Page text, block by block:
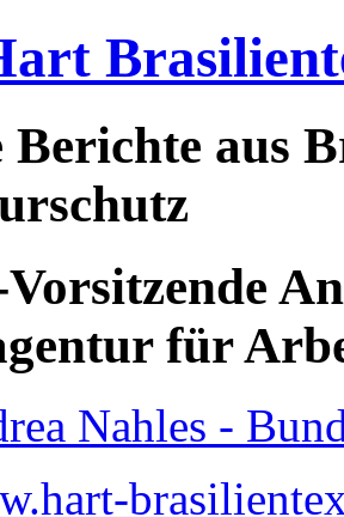
Berichte aus
für
Nahles -